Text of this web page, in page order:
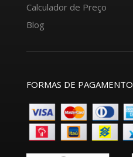
Calculador de Preço
Blog
FORMAS DE PAGAMENTO